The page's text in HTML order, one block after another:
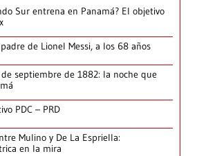
Sur entrena en Panamá? El objetivo
de Lionel Messi, a los 68 años
septiembre de 1882: la noche que
PDC – PRD
Mulino y De La Espriella:
en la mira